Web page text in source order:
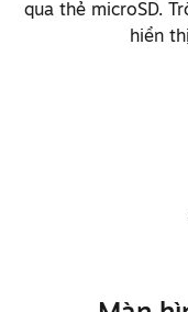
qua thẻ microSD.
hiển